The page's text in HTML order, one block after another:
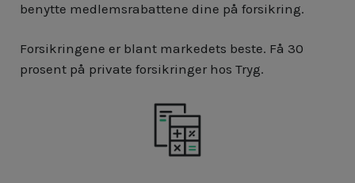
benytte medlemsrabattene dine på forsikring.
Forsikringene er blant markedets beste. Få 30
prosent på private forsikringer hos Tryg.